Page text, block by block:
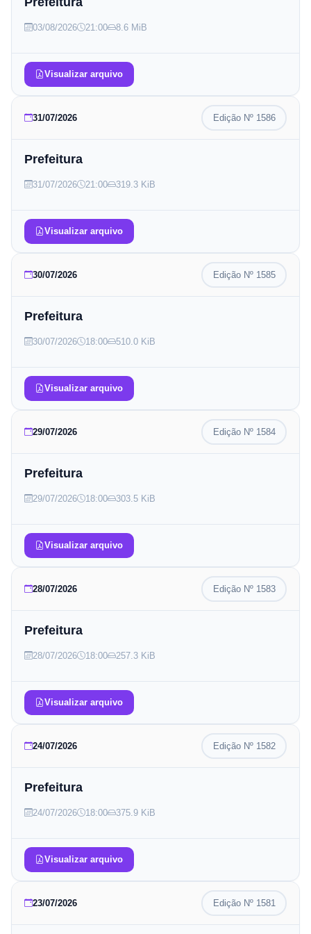
03/08/2026 21:00 8.6 MiB
Visualizar arquivo
31/07/2026 Edição Nº 1586
Prefeitura
31/07/2026 21:00 319.3 KiB
Visualizar arquivo
30/07/2026 Edição Nº 1585
Prefeitura
30/07/2026 18:00 510.0 KiB
Visualizar arquivo
29/07/2026 Edição Nº 1584
Prefeitura
29/07/2026 18:00 303.5 KiB
Visualizar arquivo
28/07/2026 Edição Nº 1583
Prefeitura
28/07/2026 18:00 257.3 KiB
Visualizar arquivo
24/07/2026 Edição Nº 1582
Prefeitura
24/07/2026 18:00 375.9 KiB
Visualizar arquivo
23/07/2026 Edição Nº 1581